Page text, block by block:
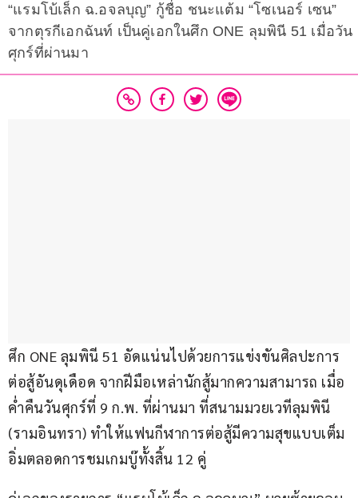
“แรมโบ้เล็ก ฉ.อจลบุญ” กู้ชื่อ ชนะแต้ม “โซเนอร์ เซน”
จากตุรกีเอกฉันท์ เป็นคู่เอกในศึก ONE ลุมพินี 51 เมื่อวัน
ศุกร์ที่ผ่านมา
ศึก ONE ลุมพินี 51 อัดแน่นไปด้วยการแข่งขันศิลปะการ
ต่อสู้อันดุเดือด จากฝีมือเหล่านักสู้มากความสามารถ เมื่อ
ค่ำคืนวันศุกร์ที่ 9 ก.พ. ที่ผ่านมา ที่สนามมวยเวทีลุมพินี
(รามอินทรา) ทำให้แฟนกีฬาการต่อสู้มีความสุขแบบเต็ม
อิ่มตลอดการชมเกมบู๊ทั้งสิ้น 12 คู่